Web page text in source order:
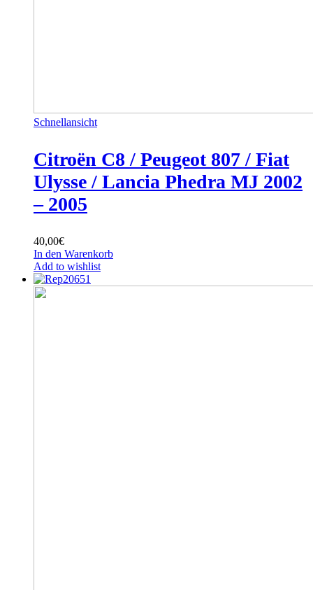
Schnellansicht
Citroën C8 / Peugeot 807 / Fiat
Ulysse / Lancia Phedra MJ 2002
– 2005
40,00€
In den Warenkorb
Add to wishlist